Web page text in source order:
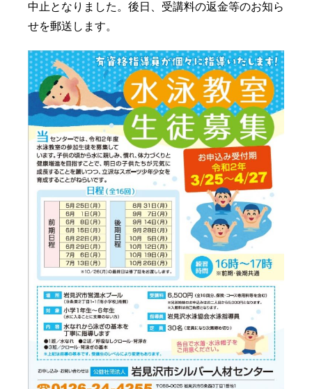
中止となりました。後日、受講料の返金等のお知ら
せを郵送します。